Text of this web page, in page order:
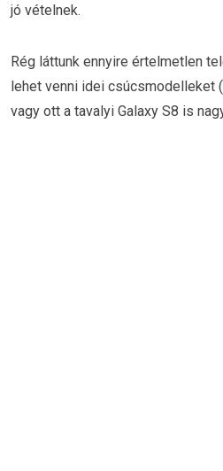
jó vételnek.
Rég láttunk ennyire értelmetlen
lehet venni idei csúcsmodelleket (
vagy ott a tavalyi Galaxy S8 is